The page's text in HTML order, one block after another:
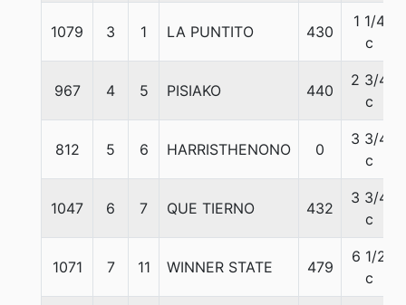
1079 3 1 LA PUNTITO 430
1 1/4
c
967 4 5 PISIAKO 440
2 3/4
c
812 5 6 HARRISTHENONO 0
3 3/4
c
1047 6 7 QUE TIERNO 432
3 3/4
c
1071 7 11 WINNER STATE 479
6 1/2
c